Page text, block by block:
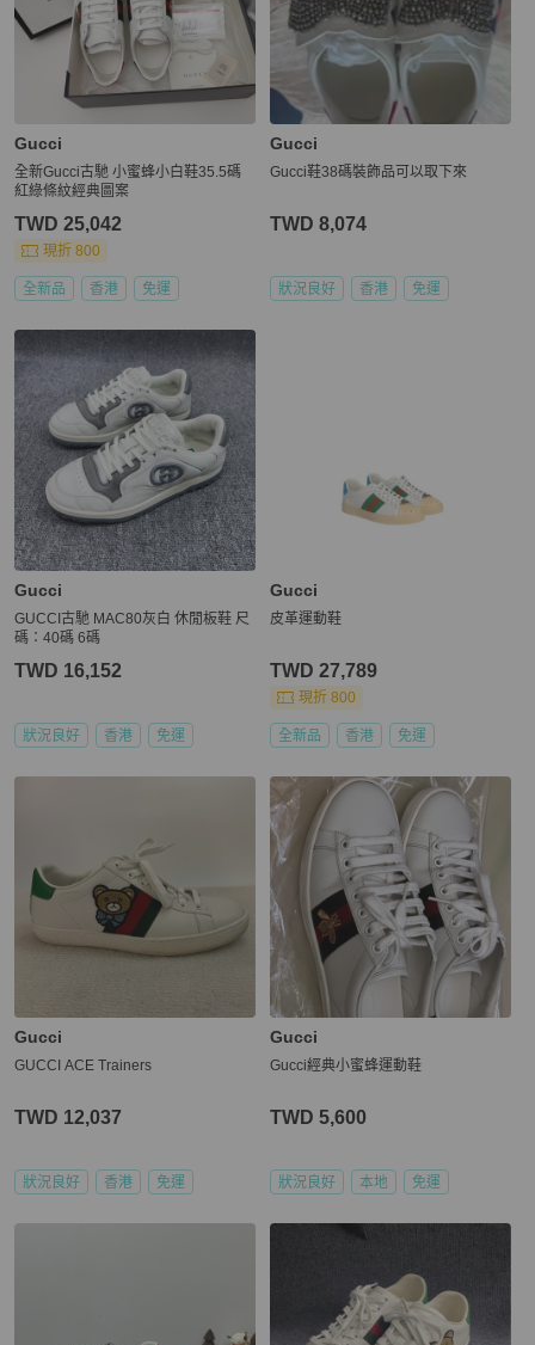
Gucci
全新Gucci古馳 小蜜蜂小白鞋35.5碼
紅綠條紋經典圖案
TWD 25,042
現折 800
全新品 香港 免運
Gucci
Gucci鞋38碼裝飾品可以取下來
TWD 8,074
狀況良好 香港 免運
Gucci
GUCCI古馳 MAC80灰白 休閒板鞋 尺
碼：40碼 6碼
TWD 16,152
狀況良好 香港 免運
Gucci
皮革運動鞋
TWD 27,789
現折 800
全新品 香港 免運
Gucci
GUCCI ACE Trainers
TWD 12,037
狀況良好 香港 免運
Gucci
Gucci經典小蜜蜂運動鞋
TWD 5,600
狀況良好 本地 免運